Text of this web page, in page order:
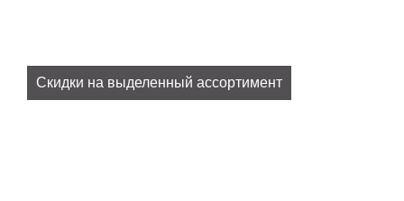
Скидки на выделенный ассортимент